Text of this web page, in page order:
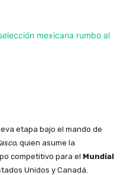
etapa bajo el mando de
, quien asume la
competitivo para el Mundial
Unidos y Canadá.